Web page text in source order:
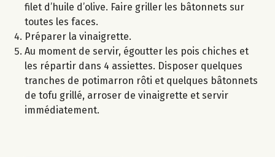
filet d’huile d’olive. Faire griller les bâtonnets sur
toutes les faces.
Préparer la vinaigrette.
Au moment de servir, égoutter les pois chiches et
les répartir dans 4 assiettes. Disposer quelques
tranches de potimarron rôti et quelques bâtonnets
de tofu grillé, arroser de vinaigrette et servir
immédiatement.